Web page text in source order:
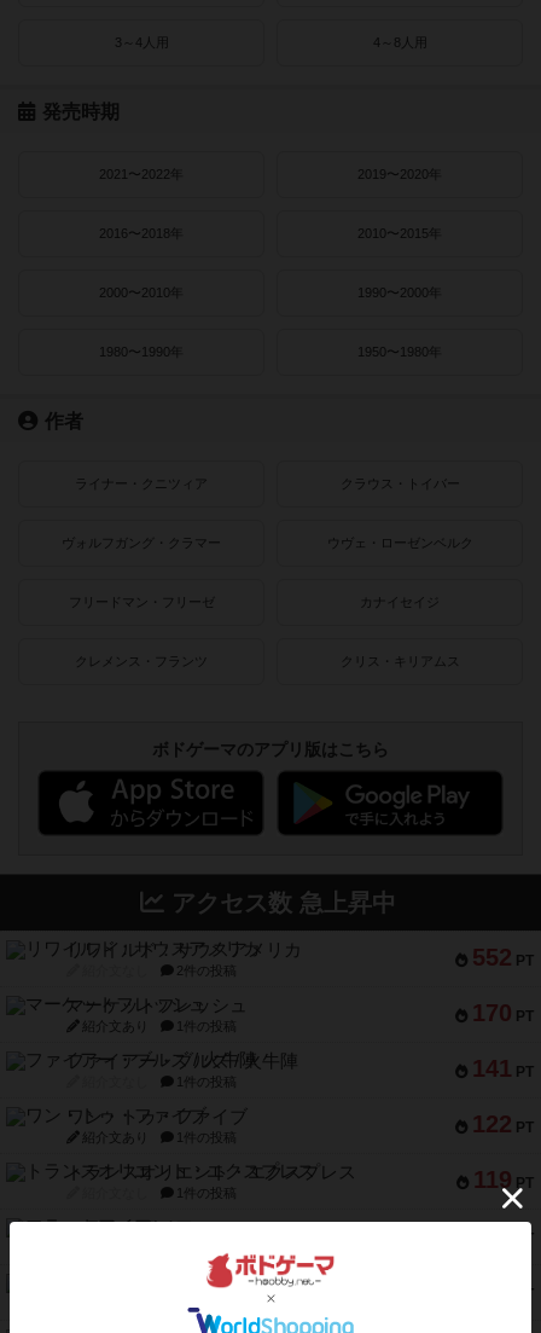
3～4人用 4～8人用
発売時期
2021〜2022年 2019〜2020年
2016〜2018年 2010〜2015年
2000〜2010年 1990〜2000年
1980〜1990年 1950〜1980年
作者
ライナー・クニツィア クラウス・トイバー
ヴォルフガング・クラマー ウヴェ・ローゼンベルク
フリードマン・フリーゼ カナイセイジ
クレメンス・フランツ クリス・キリアムス
ボドゲーマのアプリ版はこちら
アクセス数 急上昇中
552 PT
リワイルド：サウスアメリカ
2件の投稿
170 PT
マーケットフレッシュ
紹介文あり 1件の投稿
141 PT
ファイアー・ブルズ / 火牛陣
1件の投稿
122 PT
ワン・トゥ・ファイブ
紹介文あり 1件の投稿
119 PT
トランスオリエント・エクスプレス
1件の投稿
PT
フラットアイアン
PT
エコーズ・オブ・タイム